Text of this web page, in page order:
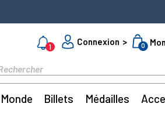
1
Connexion 0
Monde Billets Médailles